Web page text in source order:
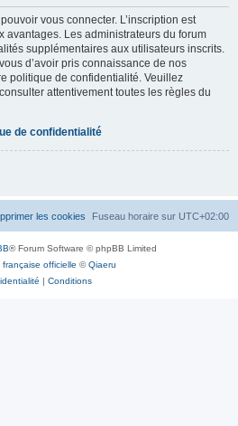
vous connecter. L’inscription est
avantages. Les administrateurs du forum
supplémentaires aux utilisateurs inscrits.
d’avoir pris connaissance de nos
politique de confidentialité. Veuillez
attentivement toutes les règles du
de confidentialité
Fuseau horaire sur UTC+02:00
les cookies
® Forum Software © phpBB Limited
officielle ©Qiaeru
| Conditions